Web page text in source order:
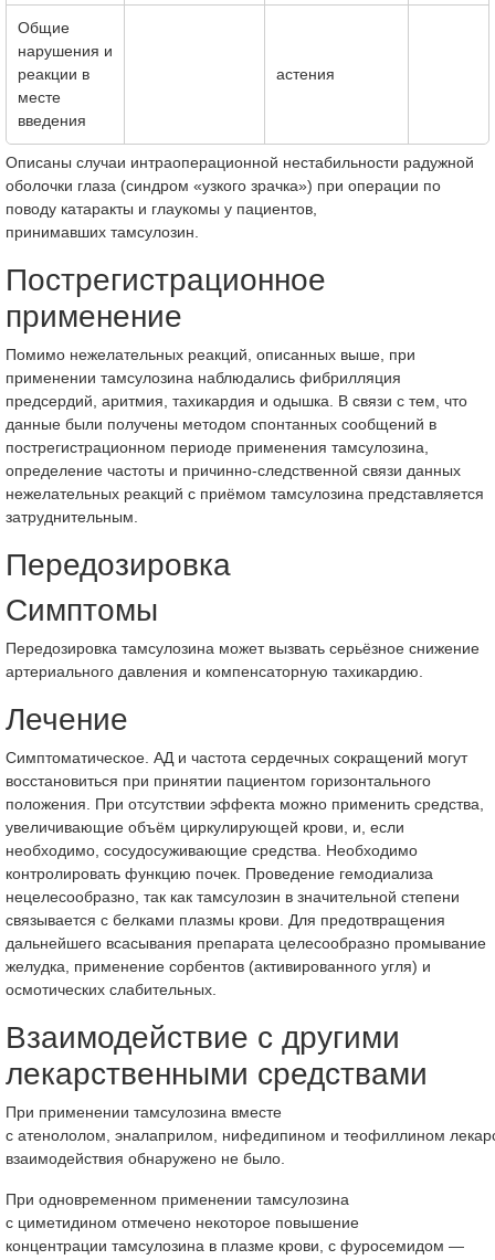
Общие
нарушения и
реакции в
месте
введения
астения
Описаны случаи интраоперационной нестабильности радужной
оболочки глаза (синдром «узкого зрачка») при операции по
поводу катаракты и глаукомы у пациентов,
принимавших тамсулозин.
Пострегистрационное
применение
Помимо нежелательных реакций, описанных выше, при
применении тамсулозина наблюдались фибрилляция
предсердий, аритмия, тахикардия и одышка. В связи с тем, что
данные были получены методом спонтанных сообщений в
пострегистрационном периоде применения тамсулозина,
определение частоты и причинно-следственной связи данных
нежелательных реакций с приёмом тамсулозина представляется
затруднительным.
Передозировка
Симптомы
Передозировка тамсулозина может вызвать серьёзное снижение
артериального давления и компенсаторную тахикардию.
Лечение
Симптоматическое. АД и частота сердечных сокращений могут
восстановиться при принятии пациентом горизонтального
положения. При отсутствии эффекта можно применить средства,
увеличивающие объём циркулирующей крови, и, если
необходимо, сосудосуживающие средства. Необходимо
контролировать функцию почек. Проведение гемодиализа
нецелесообразно, так как тамсулозин в значительной степени
связывается с белками плазмы крови. Для предотвращения
дальнейшего всасывания препарата целесообразно промывание
желудка, применение сорбентов (активированного угля) и
осмотических слабительных.
Взаимодействие с другими
лекарственными средствами
При применении тамсулозина вместе
с атенололом, эналаприлом, нифедипином и теофиллином
взаимодействия обнаружено не было.
При одновременном применении тамсулозина
с циметидином отмечено некоторое повышение
концентрации тамсулозина в плазме крови, с фуросемидом —